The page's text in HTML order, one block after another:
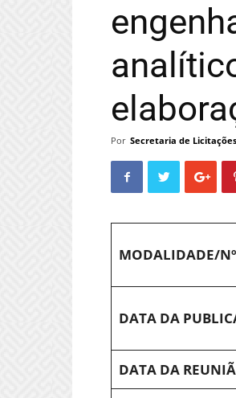
Por Secretaria de
MODALIDADE/
DATA DA
DATA DA